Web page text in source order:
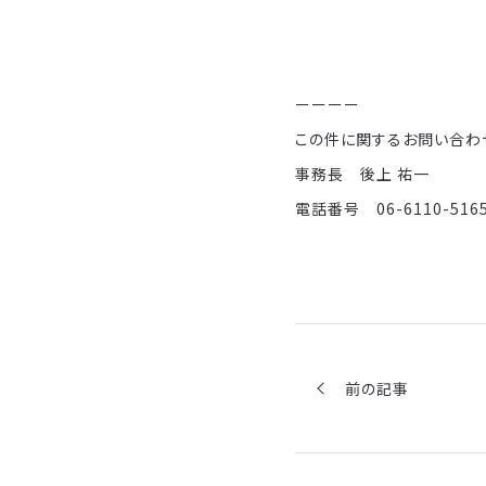
ーーーー
この件に関するお問い合わ
事務長 後上 祐一
電話番号 06-6110-5165
前の記事